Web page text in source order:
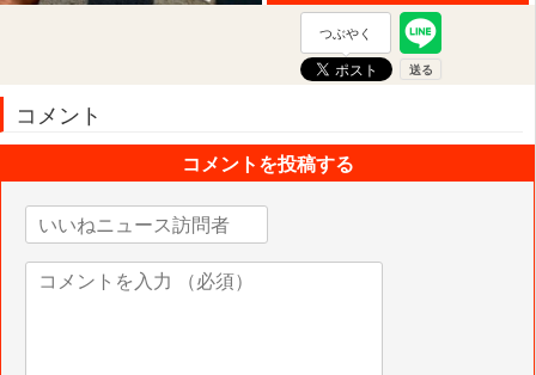
つぶやく
コメント
コメントを投稿する